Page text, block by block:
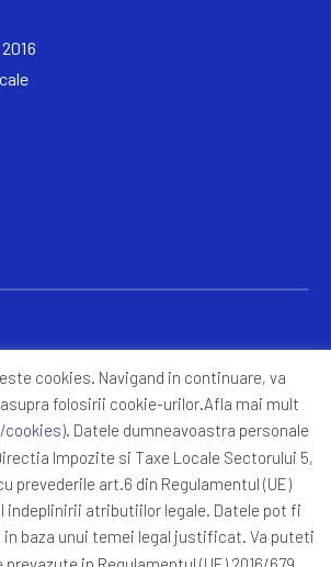
cookies. Navigand in continuare, va
folosirii cookie-urilor.Afla mai mult
. Datele dumneavoastra personale
Impozite si Taxe Locale Sectorului 5,
prevederile art.6 din Regulamentul (UE)
indeplinirii atributiilor legale. Datele pot fi
baza unui temei legal justificat. Va puteti